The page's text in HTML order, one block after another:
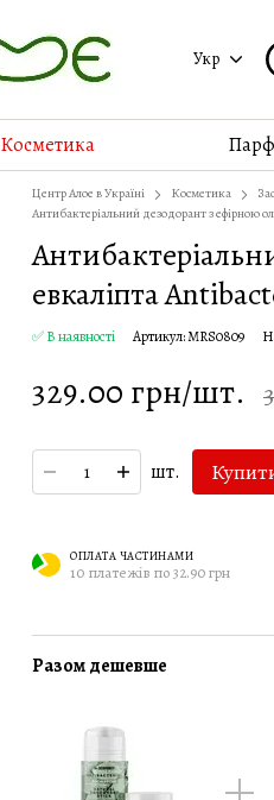
Укр
Косметика
Центр Алое в Україні Косметика
Антибактеріальний дезодорант з ефірною
евкаліпта
✅ В наявності Артикул: MRS0809
329.00 грн/шт.
шт.
ОПЛАТА ЧАСТИНАМИ
10 платежів по 32.90 грн
Разом дешевше